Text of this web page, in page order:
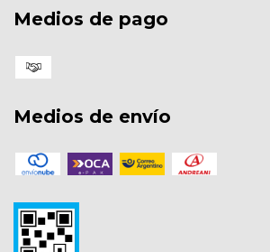
Medios de pago
Medios de envío